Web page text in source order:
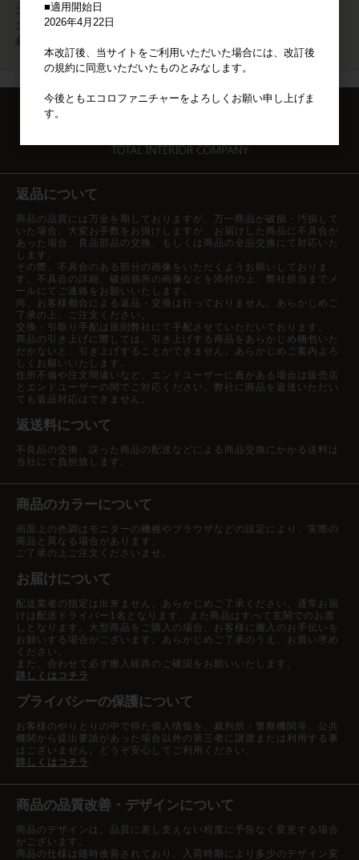
エコロの思いがあふれるマガジ
ン。おすすめの家具やスタイルは
必見。
返品について
商品の品質には万全を期しておりますが、万一商品が破損・汚損して
いた場合、大変お手数をお掛けしますが、お届けした商品に不具合が
あった場合、良品部品の交換、もしくは商品の全品交換にて対応いた
します。
その際、不具合のある部分の画像をいただくようお願いしておりま
す。不具合の詳細、破損個所の画像などを添付の上、弊社担当までメ
ールにてご連絡をお願いいたします。
尚、お客様都合による返品・交換は行っておりません。あらかじめご
了承の上、ご注文ください。
交換・引取り手配は原則弊社にて手配させていただいております。
商品の引き上げに際しては、引き上げする商品をあらかじめ梱包いた
だかないと、引き上げすることができません。あらかじめご案内よろ
しくお願いいたします。
住所不備や注文間違いなど、エンドユーザーに責がある場合は販売店
とエンドユーザーの間でご対応ください。弊社に商品を返送いただい
ても返品対応はできません。
返送料について
不良品の交換、誤った商品の配送などによる商品交換にかかる送料は
当社にて負担致します。
商品のカラーについて
画面上の色調はモニターの機種やブラウザなどの設定により、実際の
商品と異なる場合があります。
ご了承の上ご注文くださいませ。
お届けについて
配送業者の指定は出来ません。あらかじめご了承ください。通常お届
けは配送ドライバー1名となります。また商品はすべて玄関でのお渡
しとなります。大型商品をご購入の場合、お客様に搬入のお手伝いを
お願いする場合がございます。あらかじめご了承のうえ、お買い求め
ください。
また、合わせて必ず搬入経路のご確認をお願いいたします。
詳しくはコチラ
プライバシーの保護について
お客様のやりとりの中で得た個人情報を、裁判所・警察機関等、公共
機関から提出要請があった場合以外の第三者に譲渡または利用する事
はございません。どうぞ安心してご利用ください。
詳しくはコチラ
商品の品質改善・デザインについて
商品のデザインは、品質に差し支えない程度に予告なく変更する場合
がございます。
商品の仕様は随時改善されており、入荷時期により多少のデザイン変
■適用開始日
2026年4月22日
本改訂後、当サイトをご利用いただいた場合には、改訂後
の規約に同意いただいたものとみなします。
今後ともエコロファニチャーをよろしくお願い申し上げま
す。